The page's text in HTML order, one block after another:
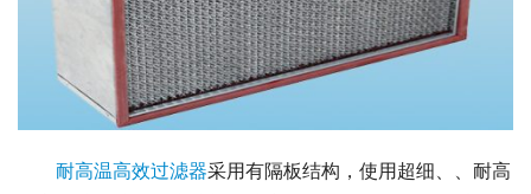
耐高温高效过滤器采用有隔板结构，使用超细、、耐高